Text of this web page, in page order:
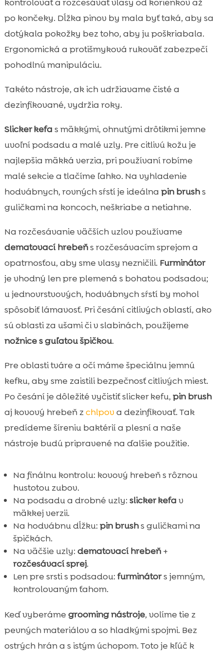
kontrolovať a rozčesávať vlasy od korienkov až
po končeky. Dĺžka pinov by mala byť taká, aby sa
dotýkala pokožky bez toho, aby ju poškriabala.
Ergonomická a protišmyková rukoväť zabezpečí
pohodlnú manipuláciu.
Takéto nástroje, ak ich udržiavame čisté a
dezinfikované, vydržia roky.
Slicker kefa s mäkkými, ohnutými drôtikmi jemne
uvoľní podsadu a malé uzly. Pre citlivú kožu je
najlepšia mäkká verzia, pri používaní robíme
malé sekcie a tlačíme ľahko. Na vyhladenie
hodvábnych, rovných sŕstí je ideálna pin brushs
guličkami na koncoch, neškriabe a netiahne.
Na rozčesávanie väčších uzlov používame
dematovací hrebeňs rozčesávacím sprejom a
opatrnosťou, aby sme vlasy nezničili. Furminátor
je vhodný len pre plemená s bohatou podsadou;
u jednovrstvových, hodvábnych sŕstí by mohol
spôsobiť lámavosť. Pri česání citlivých oblastí, ako
sú oblasti za ušami či v slabinách, použijeme
nožnice s guľatou špičkou.
Pre oblasti tváre a očí máme špeciálnu jemnú
kefku, aby sme zaistili bezpečnosť citlivých miest.
Po česání je dôležité vyčistiť slicker kefu, pin brush
aj kovový hrebeň zchlpova dezinfikovať. Tak
predídeme šíreniu baktérií a plesní a naše
nástroje budú pripravené na ďalšie použitie.
Na finálnu kontrolu: kovový hrebeň s rôznou
hustotou zubov.
Na podsadu a drobné uzly: slicker kefa v
mäkkej verzii.
Na hodvábnu dĺžku: pin brushs guličkami na
špičkách.
Na väčšie uzly: dematovací hrebeň+
rozčesávací sprej.
Len pre srsti s podsadou: furminátors jemným,
kontrolovaným ťahom.
Keď vyberáme grooming nástroje, volíme tie z
pevných materiálov a so hladkými spojmi. Bez
ostrých hrán a s istým úchopom. Toto je kľúč k